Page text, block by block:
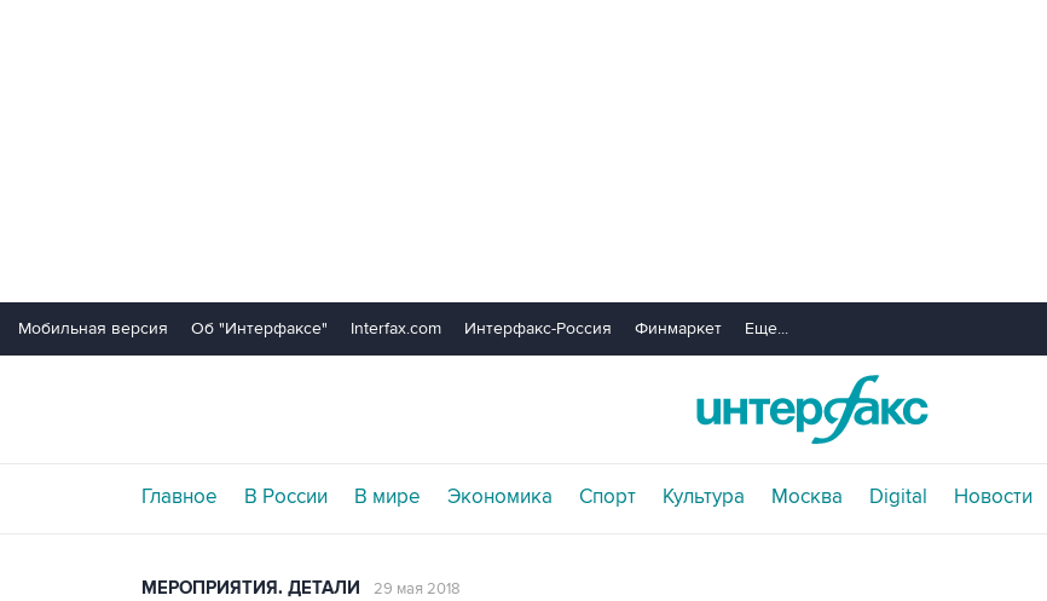
Мобильная версия Об "Интерфаксе" Interfax.com Интерфакс-Россия Финмаркет Еще...
Главное В России В мире Экономика Спорт Культура Москва Digital Новости
МЕРОПРИЯТИЯ. ДЕТАЛИ 29 мая 2018